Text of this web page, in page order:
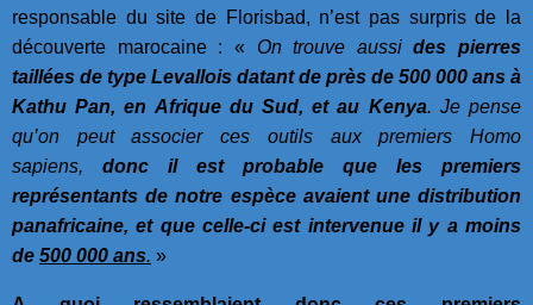
responsable du site de Florisbad, n’est pas surpris de la
découverte marocaine : « On trouve aussides pierres
taillées de type Levallois datant de près de 500 000 ans à
Kathu Pan, en Afrique du Sud, et au Kenya. Je pense
qu’on peut associer ces outils aux premiers Homo
sapiens, donc il est probable que les premiers
représentants de notre espèce avaient une distribution
panafricaine, et que celle-ci est intervenue il y a moins
de 500 000 ans. »